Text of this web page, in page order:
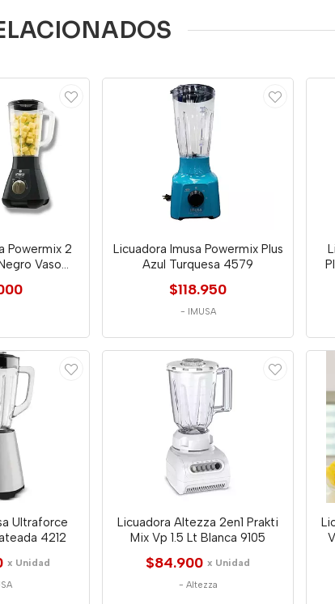
Powermix 2
Vaso
Licuadora Imusa Powermix Plus
Azul Turquesa 4579
$118.950
- IMUSA
Ultraforce
4212
x Unidad
Licuadora Altezza 2en1 Prakti
Mix Vp 1.5 Lt Blanca 9105
$84.900 x Unidad
- Altezza